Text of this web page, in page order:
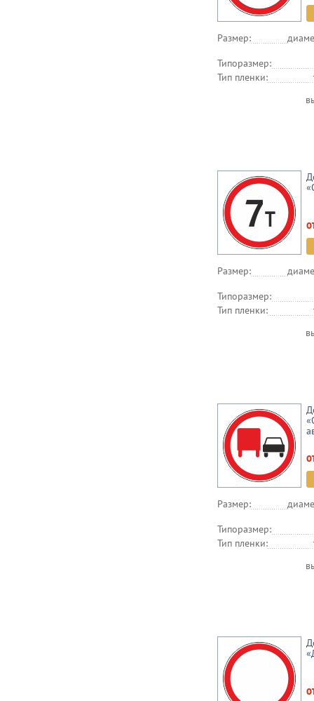
Размер:
Типоразмер:
Тип пленки:
Размер:
Типоразмер:
Тип пленки:
Размер:
Типоразмер:
Тип пленки: